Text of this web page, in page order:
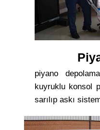
piyano
kuyruklu konsol
sarılıp askı